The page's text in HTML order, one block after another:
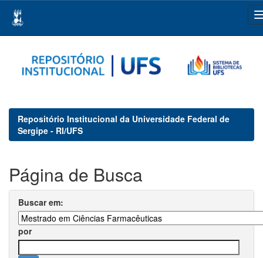
navigation
Repositório Institucional da Universidade Federal de
Sergipe - RI/UFS
Página de Busca
Buscar em:
por